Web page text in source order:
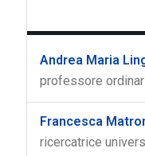
Andrea Maria
professore
Francesca
ricercatrice